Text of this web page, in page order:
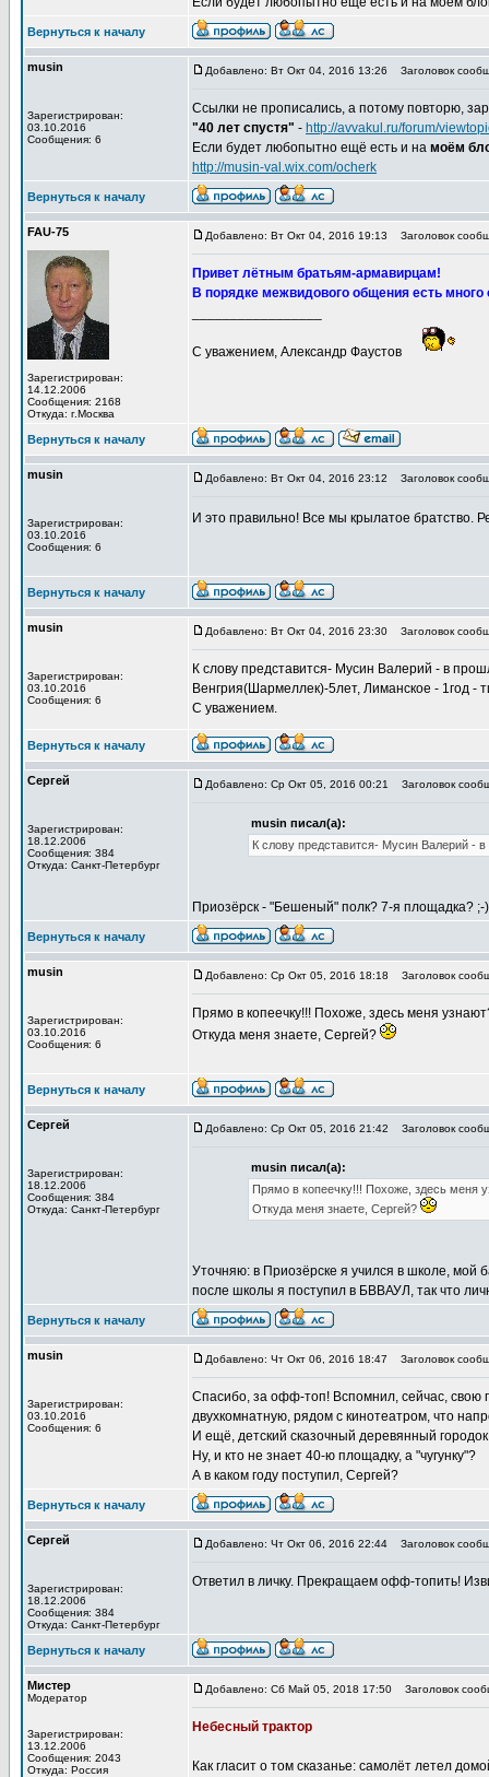
Вернуться к началу
musin
Зарегистрирован:
03.10.2016
Сообщения: 6
Добавлено: Вт Окт 04, 2016 13:26 Заголовок
Ссылки не прописались, а потому повторю,
"40 лет спустя" - http://avvakul.ru/forum/
Если будет любопытно ещё есть и на моём
http://musin-val.wix.com/ocherk
Вернуться к началу
FAU-75
Зарегистрирован:
14.12.2006
Сообщения: 2168
Откуда: г.Москва
Добавлено: Вт Окт 04, 2016 19:13 Заголовок
Привет лётным братьям-армавирцам!
В порядке межвидового общения есть
С уважением, Александр Фаустов
Вернуться к началу
musin
Зарегистрирован:
03.10.2016
Сообщения: 6
Добавлено: Вт Окт 04, 2016 23:12 Заголовок
И это правильно! Все мы крылатое братство.
Вернуться к началу
musin
Зарегистрирован:
03.10.2016
Сообщения: 6
Добавлено: Вт Окт 04, 2016 23:30 Заголовок
К слову представится- Мусин Валерий - в
Венгрия(Шармеллек)-5лет, Лиманское - 1год -
С уважением.
Вернуться к началу
Сергей
Зарегистрирован:
18.12.2006
Сообщения: 384
Откуда: Санкт-Петербург
Добавлено: Ср Окт 05, 2016 00:21 Заголовок
musin писал(а):
К слову представится- Мусин Валерий -
Приозёрск - "Бешеный" полк? 7-я площадка?
Вернуться к началу
musin
Зарегистрирован:
03.10.2016
Сообщения: 6
Добавлено: Ср Окт 05, 2016 18:18 Заголовок
Прямо в копеечку!!! Похоже, здесь меня
Откуда меня знаете, Сергей?
Вернуться к началу
Сергей
Зарегистрирован:
18.12.2006
Сообщения: 384
Откуда: Санкт-Петербург
Добавлено: Ср Окт 05, 2016 21:42 Заголовок
musin писал(а):
Прямо в копеечку!!! Похоже, здесь меня
Откуда меня знаете, Сергей?
Уточняю: в Приозёрске я учился в школе, мой
после школы я поступил в БВВАУЛ, так что
Вернуться к началу
musin
Зарегистрирован:
03.10.2016
Сообщения: 6
Добавлено: Чт Окт 06, 2016 18:47 Заголовок
Спасибо, за офф-топ! Вспомнил, сейчас, свою
двухкомнатную, рядом с кинотеатром, что
И ещё, детский сказочный деревянный
Ну, и кто не знает 40-ю площадку, а "чугунку"?
А в каком году поступил, Сергей?
Вернуться к началу
Сергей
Зарегистрирован:
18.12.2006
Сообщения: 384
Откуда: Санкт-Петербург
Добавлено: Чт Окт 06, 2016 22:44 Заголовок
Ответил в личку. Прекращаем офф-топить!
Вернуться к началу
Мистер
Модератор
Зарегистрирован:
13.12.2006
Сообщения: 2043
Откуда: Россия
Добавлено: Сб Май 05, 2018 17:50 Заголовок
Небесный трактор
Как гласит о том сказанье: самолёт летел